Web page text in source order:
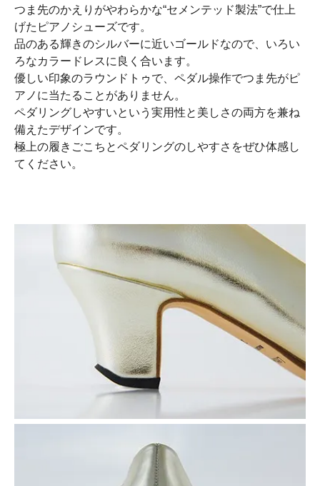
つま先のかえりがやわらかな“セメンテッド製法”で仕上
げたピアノシューズです。
品のある輝きのシルバーに近いゴールドなので、いろい
ろなカラードレスに良く合います。
優しい印象のラウンドトゥで、ペダル操作でつま先がピ
アノに当たることがありません。
ペダリングしやすいという実用性と美しさの両方を兼ね
備えたデザインです。
極上の履きごこちとペダリングのしやすさをぜひ体感し
てください。